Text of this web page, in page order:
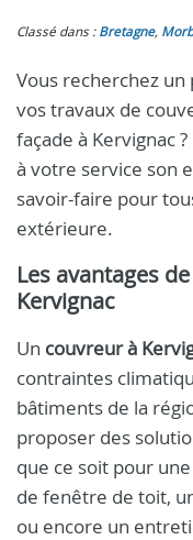
Classé dans : Bretagne,
Vous recherchez
vos travaux de
façade à Kervignac
à votre service son
savoir-faire pour
extérieure.
Les avantages
Kervignac
Un couvreur à
contraintes
bâtiments de la
proposer des
que ce soit pour
de fenêtre de toit,
ou encore un